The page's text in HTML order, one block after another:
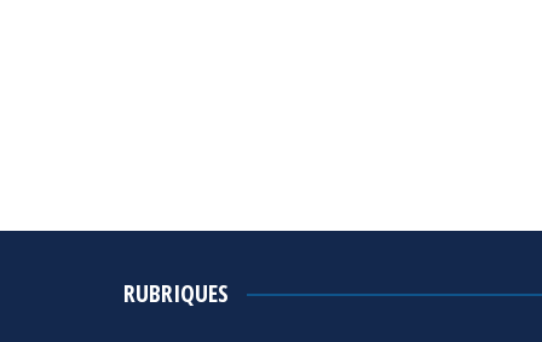
RUBRIQUES